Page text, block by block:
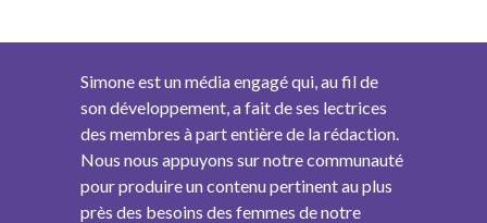
Simone est un média engagé qui, au fil de
son développement, a fait de ses lectrices
des membres à part entière de la rédaction.
Nous nous appuyons sur notre communauté
pour produire un contenu pertinent au plus
près des besoins des femmes de notre